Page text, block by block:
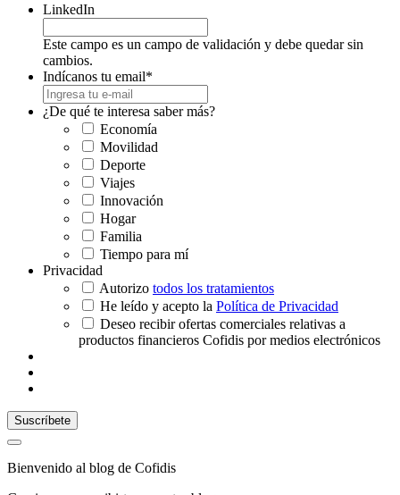
LinkedIn
Este campo es un campo de validación y debe quedar sin
cambios.
Indícanos tu email*
¿De qué te interesa saber más?
Economía
Movilidad
Deporte
Viajes
Innovación
Hogar
Familia
Tiempo para mí
Privacidad
Autorizo todos los tratamientos
He leído y acepto la Política de Privacidad
Deseo recibir ofertas comerciales relativas a
productos financieros Cofidis por medios electrónicos
Bienvenido al blog de Cofidis